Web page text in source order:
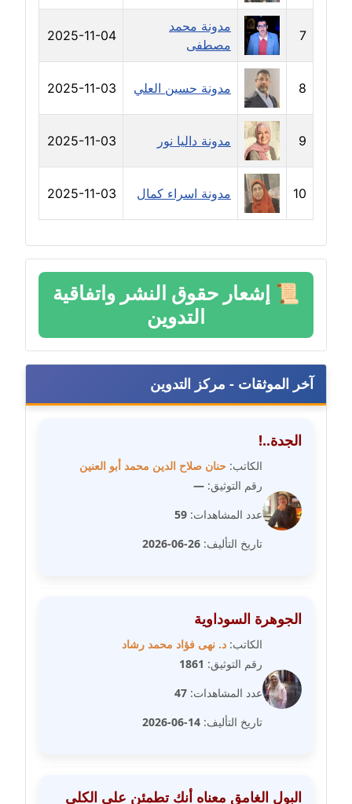
مدونة حسين العلي
عاملة
مدونة حسين درمشاكي
عاملة
مدونة حلا عادل
عاملة
مدونة حنان الهواري
عاملة
مدونة حنان صلاح الدين
عاملة
مدونة حنان طنطاوي
متوفي
مدونة خالد العامري
معلق
مدونة خالد دومه
عاملة
عاملة
مدونة خالد عويس
عاملة
عاملة
7
مدونة محمد
مصطفى
2025-11-04
8 مدونة حسين العلي 2025-11-03
9 مدونة داليا نور 2025-11-03
10 مدونة اسراء كمال 2025-11-03
📜 إشعار حقوق النشر واتفاقية
التدوين
آخر الموثقات - مركز التدوين
الجدة..!
الكاتب: حنان صلاح الدين محمد أبو العنين
رقم التوثيق: —
عدد المشاهدات: 59
تاريخ التأليف: 26-06-2026
الجوهرة السوداوية
الكاتب: د. نهى فؤاد محمد رشاد
رقم التوثيق: 1861
عدد المشاهدات: 47
تاريخ التأليف: 14-06-2026
البول الغامق معناه أنك تطمئن على الكلى